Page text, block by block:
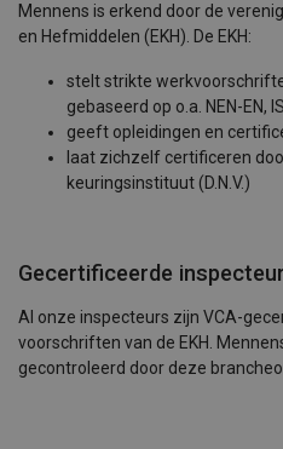
Mennens is erkend door de
en Hefmiddelen (EKH). De EKH:
stelt strikte
gebaseerd op o.a. NEN-EN,
geeft opleidingen en
laat zichzelf certificeren
keuringsinstituut (D.N.V.)
Gecertificeerde
Al onze inspecteurs zijn VCA-
voorschriften van de EKH.
gecontroleerd door deze